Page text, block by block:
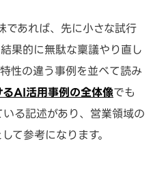
であれば、先に小さな試行
果的に無駄な稟議やり直し
性の違う事例を並べて読み
るAI活用事例の全体像でも
る記述があり、営業領域の
て参考になります。